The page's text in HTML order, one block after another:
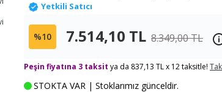
Yetkili Satıcı
%10 7.514,10 TL 8.349,00 TL
Peşin fiyatına 3 taksit ya da 837,13 TL x 12 taksitle!
STOKTA VAR | Stoklarımız günceldir.